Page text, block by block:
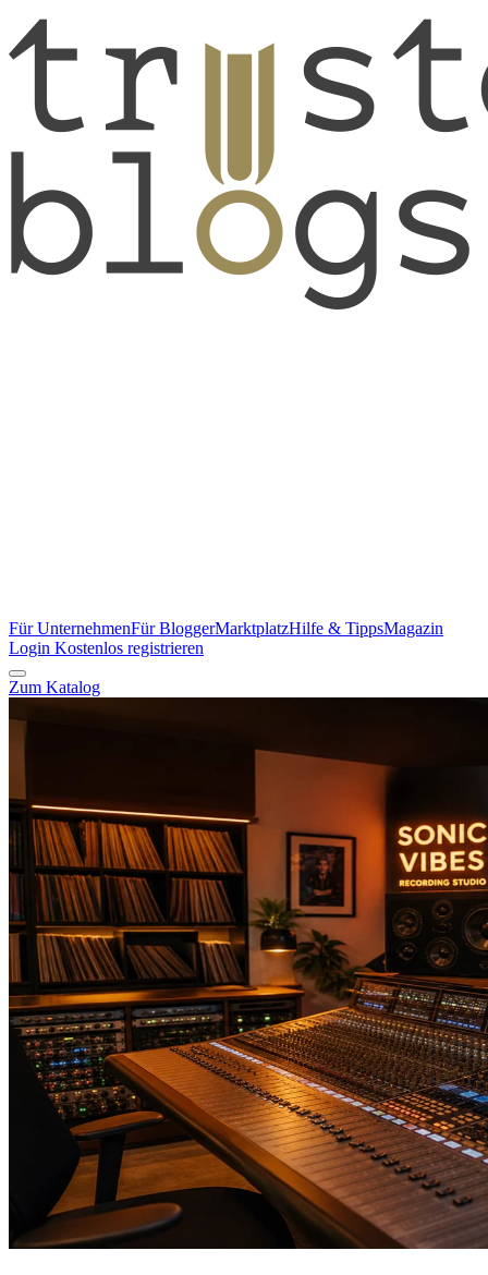
Für UnternehmenFür BloggerMarktplatzHilfe & TippsMagazin
Login Kostenlos registrieren
Zum Katalog